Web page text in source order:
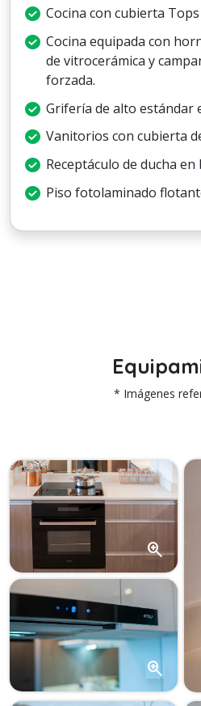
Cocina con cubierta
Cocina equipada con
de vitrocerámica y
forzada.
Grifería de alto estándar
Vanitorios con cubierta
Receptáculo de ducha
Piso fotolaminado
* Imágenes
zoom_in
zoom_in